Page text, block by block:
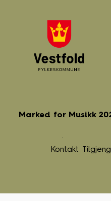
Marked for Musikk
Kontakt